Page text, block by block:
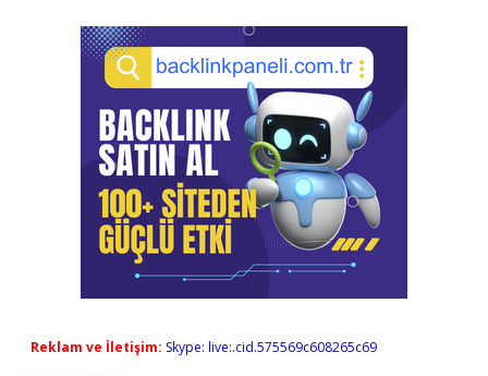
Reklam ve İletişim: Skype: live:.cid.575569c608265c69